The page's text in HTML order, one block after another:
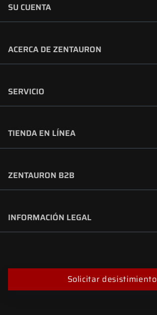
SU CUENTA
ACERCA DE ZENTAURON
SERVICIO
TIENDA EN LÍNEA
ZENTAURON B2B
INFORMACIÓN LEGAL
Solicitar desistimiento